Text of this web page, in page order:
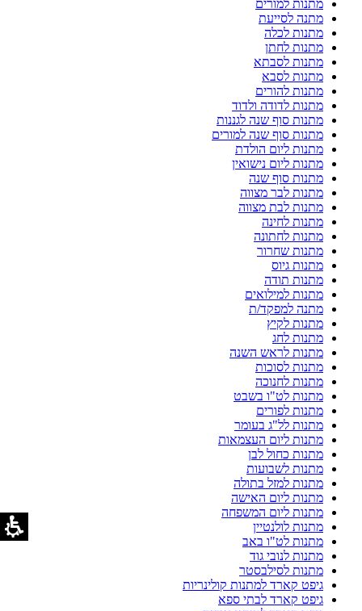
מתנות למורים
מתנה לסייעת
מתנות לכלה
מתנות לחתן
מתנות לסבתא
מתנות לסבא
מתנות להורים
מתנות לדודה ולדוד
מתנות סוף שנה לגננות
מתנות סוף שנה למורים
מתנות ליום הולדת
מתנות ליום נישואין
מתנות סוף שנה
מתנות לבר מצווה
מתנות לבת מצווה
מתנות לחינה
מתנות לחתונה
מתנות שחרור
מתנות גיוס
מתנות תודה
מתנות למילואים
מתנה למפקד/ת
מתנות לקיץ
מתנות לחג
מתנות לראש השנה
מתנות לסוכות
מתנות לחנוכה
מתנות לט"ו בשבט
מתנות לפורים
מתנות לל"ג בעומר
מתנות ליום העצמאות
מתנות כחול לבן
מתנות לשבועות
מתנות למזל בתולה
מתנות ליום האישה
מתנות ליום המשפחה
מתנות לולנטיין
מתנות לט"ו באב
מתנות לנובי גוד
מתנות לסילבסטר
גיפט קארד למתנות קולינריות
גיפט קארד לבתי ספא